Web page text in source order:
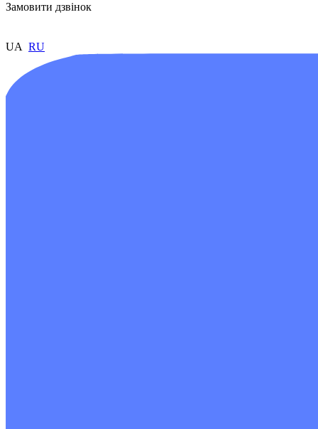
Замовити дзвінок
UA RU